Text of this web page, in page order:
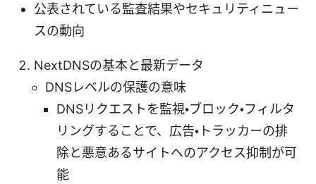
公表されている監査結果やセキュリティニュー
スの動向
NextDNSの基本と最新データ
DNSレベルの保護の意味
DNSリクエストを監視・ブロック・フィルタ
リングすることで、広告・トラッカーの排
除と悪意あるサイトへのアクセス抑制が可
能